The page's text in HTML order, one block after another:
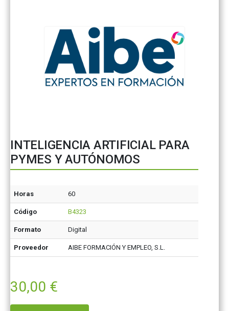
INTELIGENCIA ARTIFICIAL PARA
PYMES Y AUTÓNOMOS
Horas 60
Código B4323
Formato Digital
Proveedor AIBE FORMACIÓN Y EMPLEO, S.L.
30,00 €